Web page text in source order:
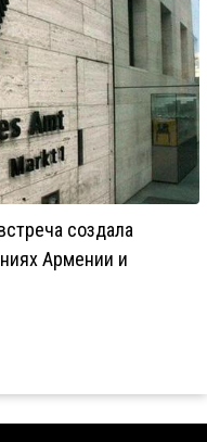
создала
Армении и